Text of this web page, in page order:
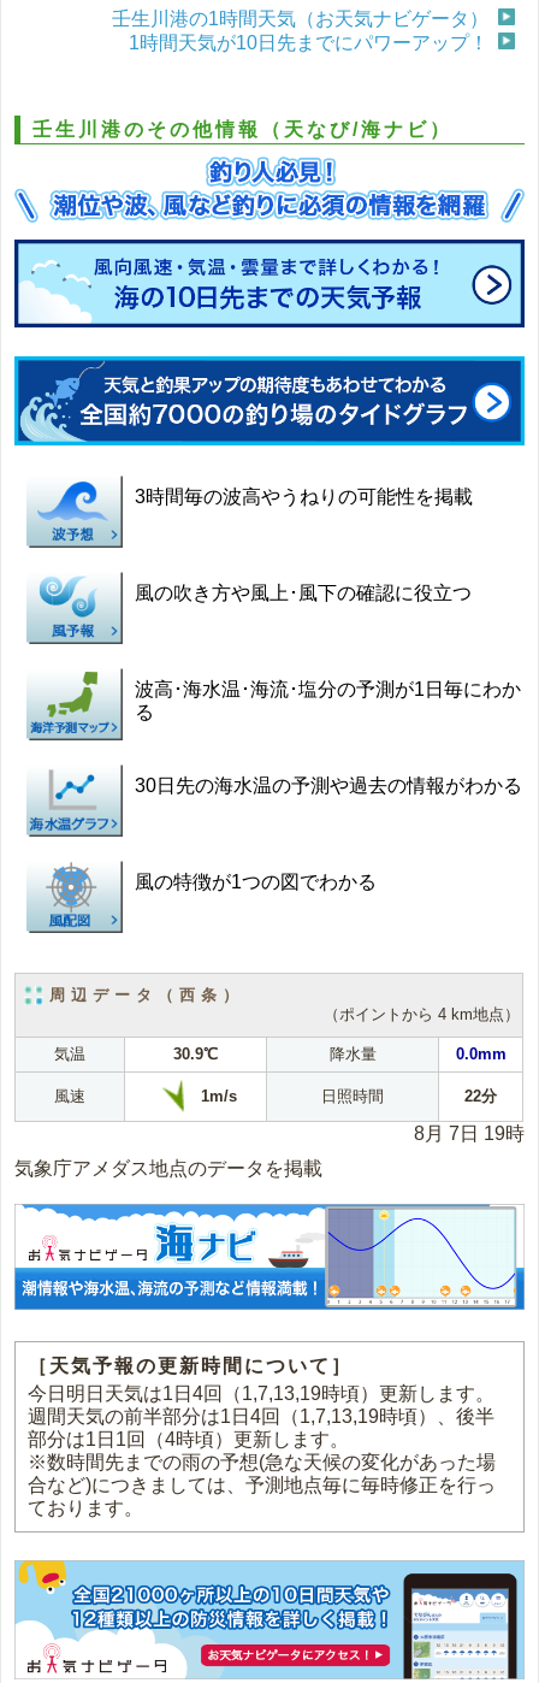
壬生川港の1時間天気（お天気ナビゲータ）
1時間天気が10日先までにパワーアップ！
壬生川港のその他情報（天なび/海ナビ）
3時間毎の波高やうねりの可能性を掲載
風の吹き方や風上･風下の確認に役立つ
波高･海水温･海流･塩分の予測が1日毎にわか
る
30日先の海水温の予測や過去の情報がわかる
風の特徴が1つの図でわかる
周辺データ（西条）
（ポイントから 4 km地点）
気温 30.9℃ 降水量 0.0mm
風速 1m/s 日照時間 22分
8月 7日 19時
気象庁アメダス地点のデータを掲載
［天気予報の更新時間について］
今日明日天気は1日4回（1,7,13,19時頃）更新します。
週間天気の前半部分は1日4回（1,7,13,19時頃）、後半
部分は1日1回（4時頃）更新します。
※数時間先までの雨の予想(急な天候の変化があった場
合など)につきましては、予測地点毎に毎時修正を行っ
ております。